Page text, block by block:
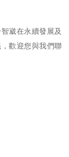
崴在永續發展及
歡迎您與我們聯